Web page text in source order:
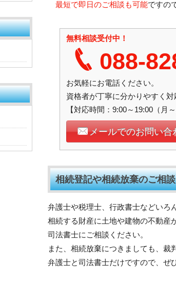
最短で即日のご相談も可能ですの
無料相談受付中！
088-
お気軽にお電話ください。
資格者が丁寧に分かりやすく対
【対応時間：9:00～19:00（月
メールでのお問い合
相続登記や相続放棄のご相
弁護士や税理士、行政書士などいろ
相続する財産に土地や建物の不動産
司法書士にご相談ください。
また、相続放棄につきましても、裁
弁護士と司法書士だけですので、ぜ